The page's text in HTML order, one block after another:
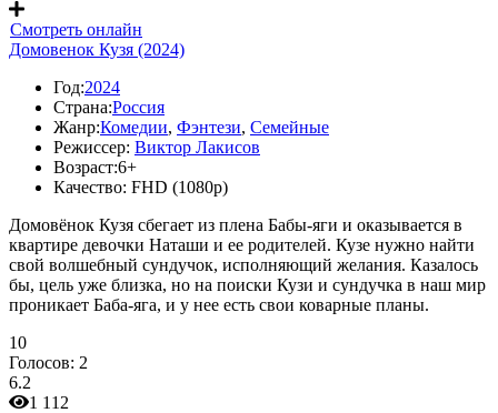
Смотреть онлайн
Домовенок Кузя (2024)
Год:2024
Страна:Россия
Жанр:Комедии, Фэнтези, Семейные
Режиссер: Виктор Лакисов
Возраст:6+
Качество: FHD (1080p)
Домовёнок Кузя сбегает из плена Бабы-яги и оказывается в
квартире девочки Наташи и ее родителей. Кузе нужно найти
свой волшебный сундучок, исполняющий желания. Казалось
бы, цель уже близка, но на поиски Кузи и сундучка в наш мир
проникает Баба-яга, и у нее есть свои коварные планы.
10
Голосов: 2
6.2
1 112